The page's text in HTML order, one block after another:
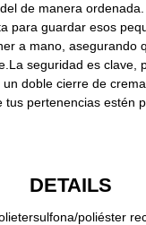
de manera
para guardar esos
a mano, asegurando
seguridad es clave,
doble cierre de
tus pertenencias estén
DETAILS
poliéster